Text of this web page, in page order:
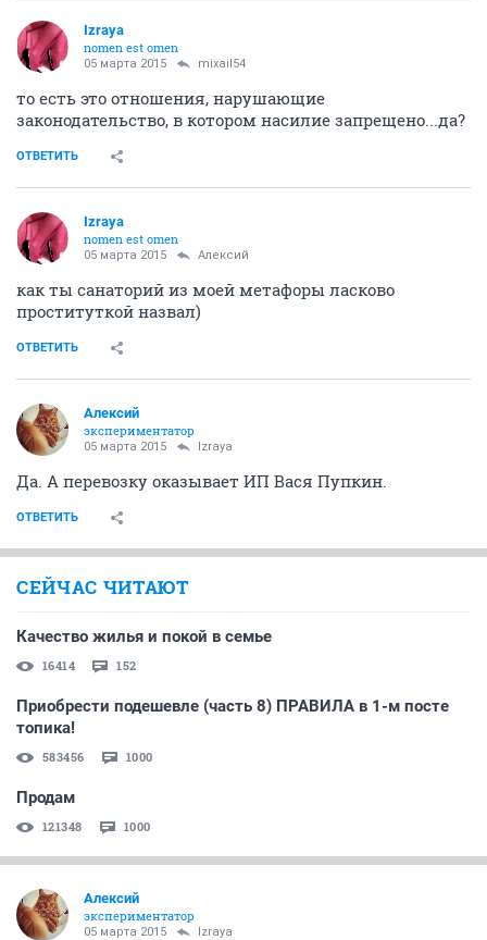
Izraya
nomen est omen
05 марта 2015 mixail54
то есть это отношения, нарушающие
законодательство, в котором насилие запрещено...да?
ОТВЕТИТЬ
Izraya
nomen est omen
05 марта 2015 Алексий
как ты санаторий из моей метафоры ласково
проституткой назвал)
ОТВЕТИТЬ
Алексий
экспериментатор
05 марта 2015 Izraya
Да. А перевозку оказывает ИП Вася Пупкин.
ОТВЕТИТЬ
СЕЙЧАС ЧИТАЮТ
Качество жилья и покой в семье
16414 152
Приобрести подешевле (часть 8) ПРАВИЛА в 1-м посте
топика!
583456 1000
Продам
121348 1000
Алексий
экспериментатор
05 марта 2015 Izraya